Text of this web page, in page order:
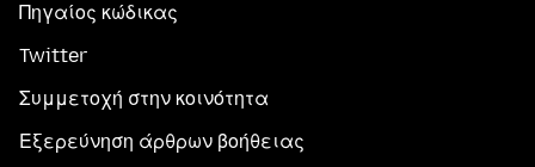
Πηγαίος κώδικας
Twitter
Συμμετοχή στην κοινότητα
Εξερεύνηση άρθρων βοήθειας